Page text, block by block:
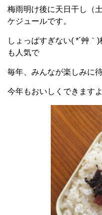
梅雨明け後に天日干し（
ケジュールです。
しょっぱすぎない( *´艸
も人気で
毎年、みんなが楽しみに
今年もおいしくできます